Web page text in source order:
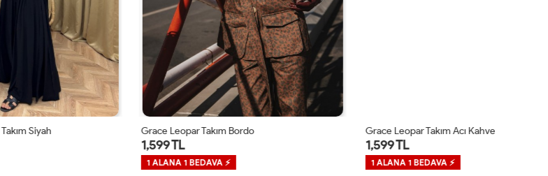
Grace Leopar Takım Bordo
1 ALANA 1 BEDAVA ⚡
Grace Leopar Takım Acı Kahve
1 ALANA 1 BEDAVA ⚡